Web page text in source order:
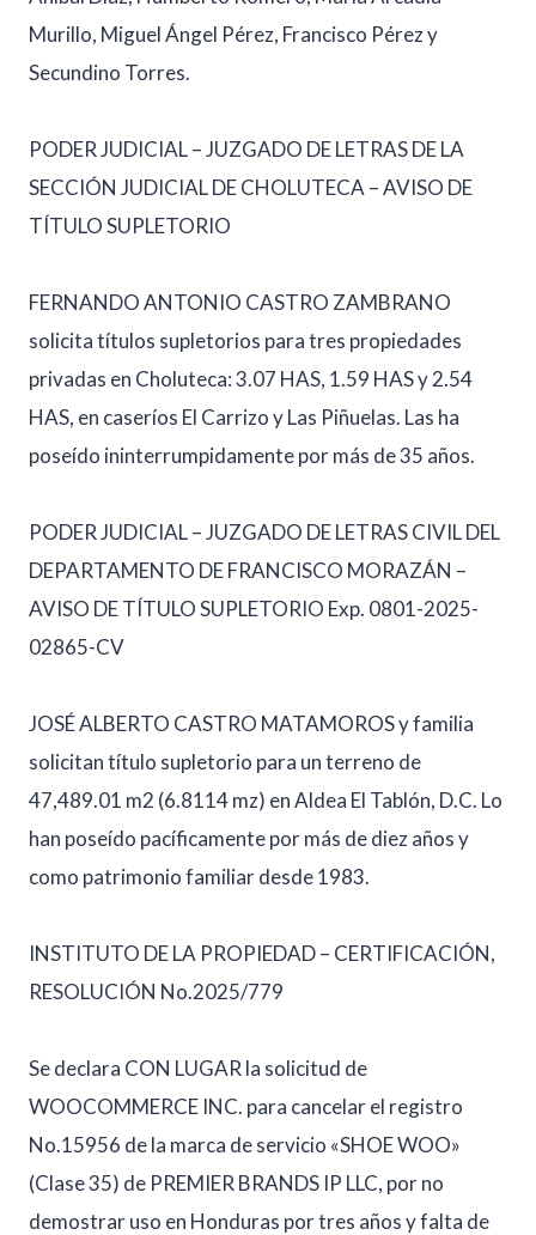
Murillo, Miguel Ángel Pérez, Francisco Pérez y
Secundino Torres.
PODER JUDICIAL – JUZGADO DE LETRAS DE LA
SECCIÓN JUDICIAL DE CHOLUTECA – AVISO DE
TÍTULO SUPLETORIO
FERNANDO ANTONIO CASTRO ZAMBRANO
solicita títulos supletorios para tres propiedades
privadas en Choluteca: 3.07 HAS, 1.59 HAS y 2.54
HAS, en caseríos El Carrizo y Las Piñuelas. Las ha
poseído ininterrumpidamente por más de 35 años.
PODER JUDICIAL – JUZGADO DE LETRAS CIVIL DEL
DEPARTAMENTO DE FRANCISCO MORAZÁN –
AVISO DE TÍTULO SUPLETORIO Exp. 0801-2025-
02865-CV
JOSÉ ALBERTO CASTRO MATAMOROS y familia
solicitan título supletorio para un terreno de
47,489.01 m2 (6.8114 mz) en Aldea El Tablón, D.C. Lo
han poseído pacíficamente por más de diez años y
como patrimonio familiar desde 1983.
INSTITUTO DE LA PROPIEDAD – CERTIFICACIÓN,
RESOLUCIÓN No.2025/779
Se declara CON LUGAR la solicitud de
WOOCOMMERCE INC. para cancelar el registro
No.15956 de la marca de servicio «SHOE WOO»
(Clase 35) de PREMIER BRANDS IP LLC, por no
demostrar uso en Honduras por tres años y falta de